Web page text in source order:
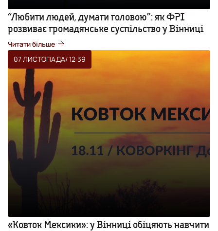
“Любити людей, думати головою”: як ФРІ
розвиває громадянське суспільство у Вінниці
Читати більше
07 ЛИСТОПАДА/ 12:39
«Ковток Мексики»: у Вінниці обіцяють навчити